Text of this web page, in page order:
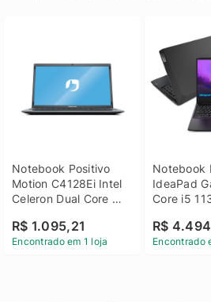
Notebook Positivo
Motion C4128Ei Intel
Celeron Dual Core
Linux 14 - 3002181
R$ 1.095,21
Encontrado em 1 loja
Notebook
IdeaPad
Core i5
GTX 1650
FHD
R$
Encontrado